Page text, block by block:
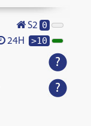
S2 0
24H >10